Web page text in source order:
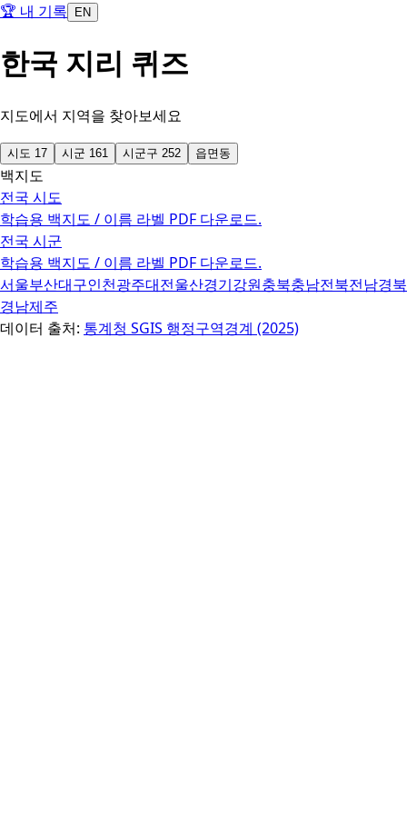
🏆 내 기록 EN
한국 지리 퀴즈
지도에서 지역을 찾아보세요
시도 17 시군 161 시군구 252 읍면동
백지도
전국 시도
학습용 백지도 / 이름 라벨 PDF 다운로드.
전국 시군
학습용 백지도 / 이름 라벨 PDF 다운로드.
서울부산대구인천광주대전울산경기강원충북충남전북전남경북
경남제주
데이터 출처: 통계청 SGIS 행정구역경계 (2025)